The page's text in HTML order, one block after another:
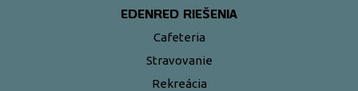
EDENRED RIEŠENIA
Cafeteria
Stravovanie
Rekreácia